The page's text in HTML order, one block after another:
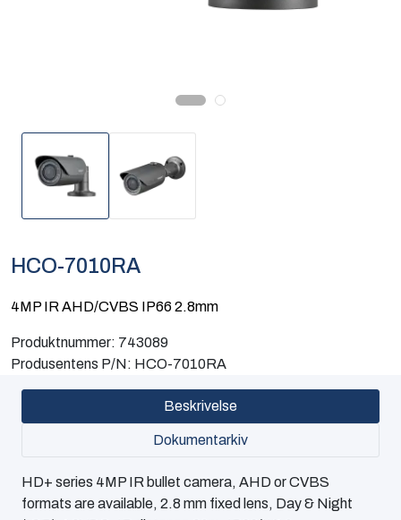
HCO-7010RA
4MP IR AHD/CVBS IP66 2.8mm
Produktnummer: 743089
Produsentens P/N: HCO-7010RA
Beskrivelse
Dokumentarkiv
HD+ series 4MP IR bullet camera, AHD or CVBS
formats are available, 2.8 mm fixed lens, Day & Night
Infosenter